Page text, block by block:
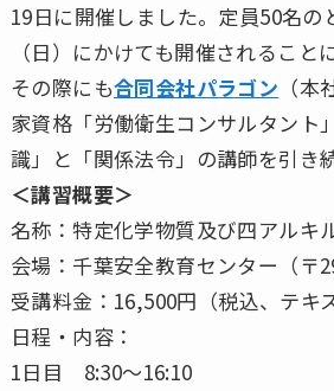
19日に開催しました。定員50名
（日）にかけても開催されること
その際にも合同会社パラゴン （
家資格「労働衛生コンサルタント
識」と「関係法令」の講師を引き
＜講習概要＞
名称：特定化学物質及び四アルキ
会場：千葉安全教育センター（〒
受講料金：16,500円（税込、テキ
日程・内容：
1日目 8:30～16:10